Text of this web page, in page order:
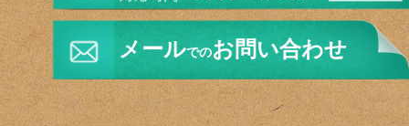
メールでのお問い合わせ